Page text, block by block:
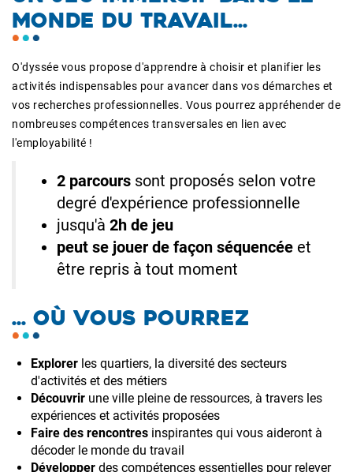
MONDE DU TRAVAIL...
O'dyssée vous propose d'apprendre à choisir et planifier les
activités indispensables pour avancer dans vos démarches et
vos recherches professionnelles. Vous pourrez appréhender de
nombreuses compétences transversales en lien avec
l'employabilité !
2 parcours sont proposés selon votre
degré d'expérience professionnelle
jusqu'à 2h de jeu
peut se jouer de façon séquencée et
être repris à tout moment
... OÙ VOUS POURREZ
Explorer les quartiers, la diversité des secteurs
d'activités et des métiers
Découvrir une ville pleine de ressources, à travers les
expériences et activités proposées
Faire des rencontres inspirantes qui vous aideront à
décoder le monde du travail
Développer des compétences essentielles pour relever